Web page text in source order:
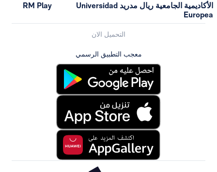
الأكاديمية الجامعية ريال مدريد Universidad
Europea
RM Play
التحميل الان
معجب التطبيق الرسمي